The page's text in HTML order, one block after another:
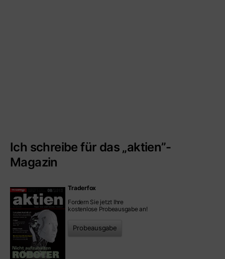
Ich schreibe für das „aktien”-
Magazin
Traderfox
Fordern Sie jetzt Ihre
kostenlose Probeausgabe an!
Probeausgabe